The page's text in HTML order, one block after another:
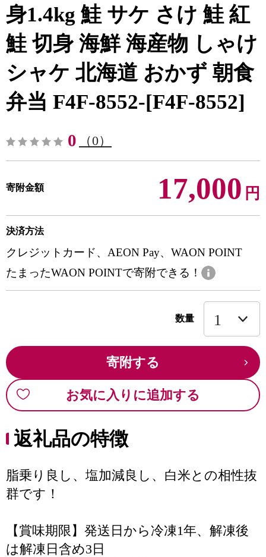
身1.4kg 鮭 サケ さけ 鮭 紅
鮭 切身 海鮮 海産物 しゃけ
シャケ 北海道 おかず 朝食
弁当 F4F-8552-[F4F-8552]
0 （0）
寄附金額 17,000 円
決済方法
クレジットカード、AEON Pay、WAON POINT
たまったWAON POINTで寄附できる！
数量
寄附する
お気に入りに追加する
返礼品の特徴
脂乗り良し、塩加減良し、白米との相性抜
群です！
【賞味期限】発送日から冷凍1年、解凍後
は解凍日含め3日